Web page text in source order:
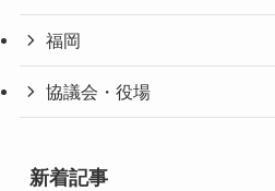
福岡
協議会・役場
新着記事